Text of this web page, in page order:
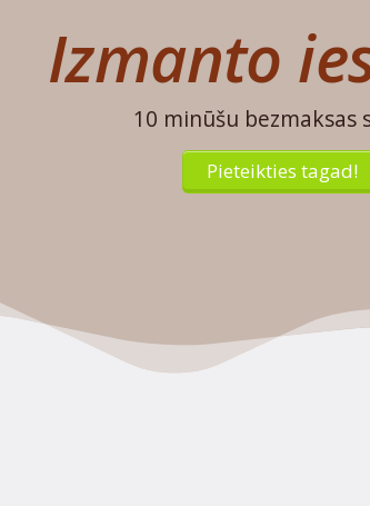
Izmanto
10 minūšu bezmaksas
Pieteikties tagad!